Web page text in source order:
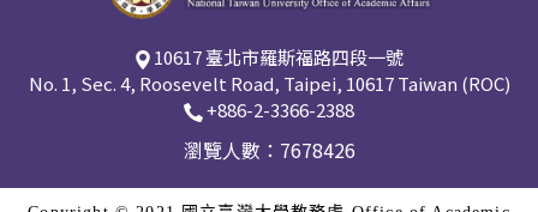
10617 臺北市羅斯福路四段一號
No. 1, Sec. 4, Roosevelt Road, Taipei, 10617 Taiwan (ROC)
+886-2-3366-2388
瀏覽人數：7678426